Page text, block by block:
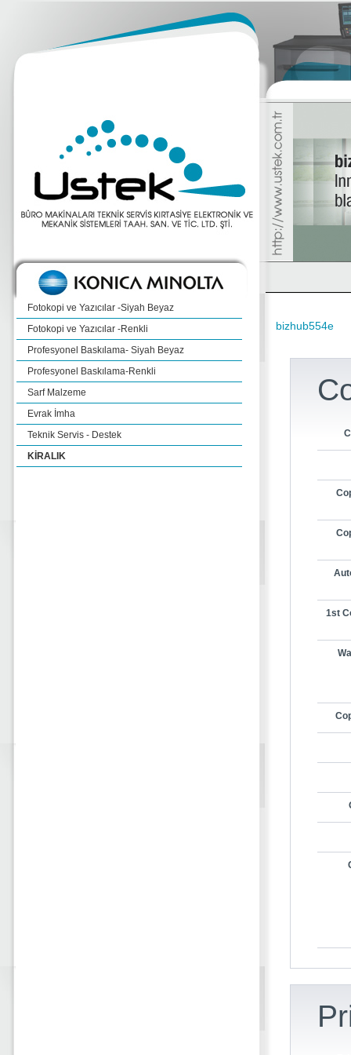
Fotokopi ve Yazıcılar -Siyah Beyaz
Fotokopi ve Yazıcılar -Renkli
Profesyonel Baskılama- Siyah Beyaz
Profesyonel Baskılama-Renkli
Sarf Malzeme
Evrak İmha
Teknik Servis - Destek
KİRALIK
bizhub554e
1st